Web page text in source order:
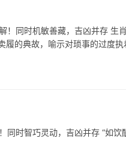
！同时机敏善藏，吉凶并存 生
履的典故，喻示对琐事的过度执
时智巧灵动，吉凶并存 “如饮